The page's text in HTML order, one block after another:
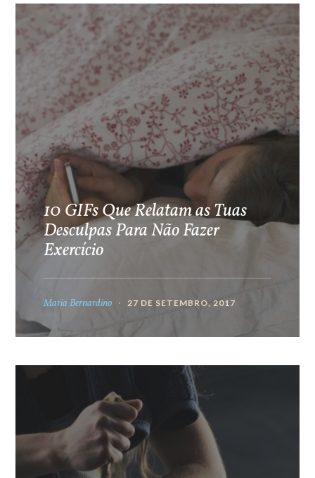
10 GIFs Que Relatam as Tuas
Desculpas Para Não Fazer
Exercício
Maria Bernardino 27 DE SETEMBRO, 2017